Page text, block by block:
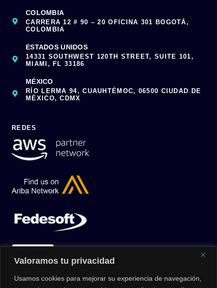
Valoramos tu privacidad
Usamos cookies para mejorar su experiencia de navegación,
COLOMBIA
CARRERA 12 # 90 – 20 OFICINA 301 BOGOTÁ,
COLOMBIA
ESTADOS UNIDOS
14331 SOUTHWEST 120TH STREET, SUITE 101,
MIAMI, FL 33186
MÉXICO
RÍO LERMA 94, CUAUHTÉMOC, 06500 CIUDAD DE
MÉXICO, CDMX
REDES